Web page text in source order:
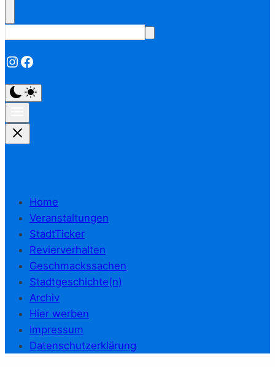
Instagram
Facebook
Home
Veranstaltungen
StadtTicker
Revierverhalten
Geschmackssachen
Stadtgeschichte(n)
Archiv
Hier werben
Impressum
Datenschutzerklärung